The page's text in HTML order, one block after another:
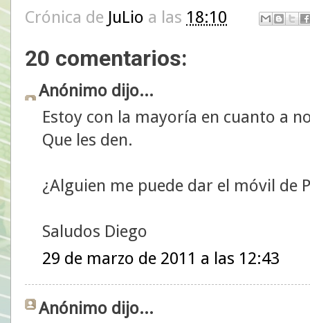
Crónica de JuLio a las 18:10
20 comentarios:
Anónimo dijo...
Estoy con la mayoría en cuanto a
Que les den.
¿Alguien me puede dar el móvil de
Saludos Diego
29 de marzo de 2011 a las 12:43
Anónimo dijo...